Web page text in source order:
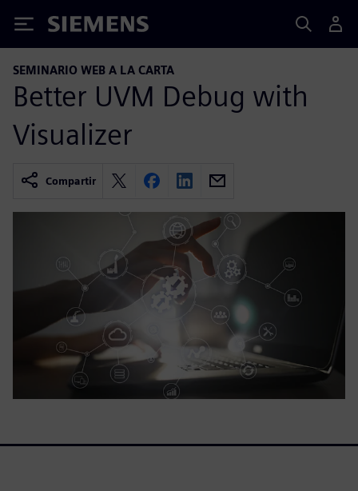
Siemens
SEMINARIO WEB A LA CARTA
Better UVM Debug with
Visualizer
Compartir